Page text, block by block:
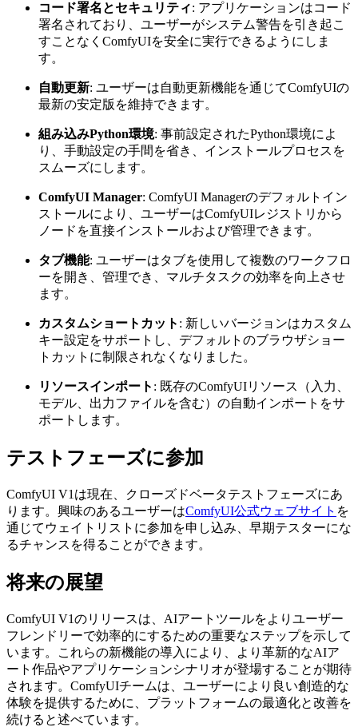
コード署名とセキュリティ: アプリケーションはコード
署名されており、ユーザーがシステム警告を引き起こ
すことなくComfyUIを安全に実行できるようにしま
す。
自動更新: ユーザーは自動更新機能を通じてComfyUIの
最新の安定版を維持できます。
組み込みPython環境: 事前設定されたPython環境によ
り、手動設定の手間を省き、インストールプロセスを
スムーズにします。
ComfyUI Manager: ComfyUI Managerのデフォルトイン
ストールにより、ユーザーはComfyUIレジストリから
ノードを直接インストールおよび管理できます。
タブ機能: ユーザーはタブを使用して複数のワークフロ
ーを開き、管理でき、マルチタスクの効率を向上させ
ます。
カスタムショートカット : 新しいバージョンはカスタム
キー設定をサポートし、デフォルトのブラウザショー
トカットに制限されなくなりました。
リソースインポート : 既存のComfyUIリソース（入力、
モデル、出力ファイルを含む）の自動インポートをサ
ポートします。
テストフェーズに参加
ComfyUI V1は現在、クローズドベータテストフェーズにあ
ります。興味のあるユーザーはComfyUI公式ウェブサイト を
通じてウェイトリストに参加を申し込み、早期テスターにな
るチャンスを得ることができます。
将来の展望
ComfyUI V1のリリースは、AIアートツールをよりユーザー
フレンドリーで効率的にするための重要なステップを示して
います。これらの新機能の導入により、より革新的なAIア
ート作品やアプリケーションシナリオが登場することが期待
されます。ComfyUIチームは、ユーザーにより良い創造的な
体験を提供するために、プラットフォームの最適化と改善を
続けると述べています。